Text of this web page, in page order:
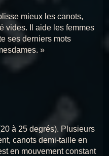
ANGES
SILENCIEUX
ELLEN
CHANSON 17 : BERCEUSE POUR LES ENFANTS
mieux les canots,
vides. Il aide les femmes
ses derniers mots
»
à 25 degrés). Plusieurs
canots demi-taille en
en mouvement constant